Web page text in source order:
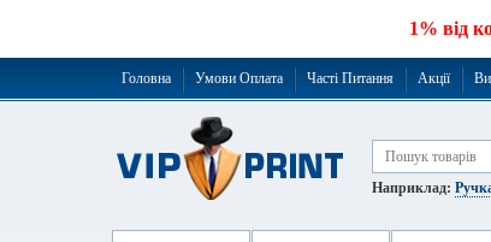
1% від
Головна Умови Оплата Часті Питання Акції
Наприклад: